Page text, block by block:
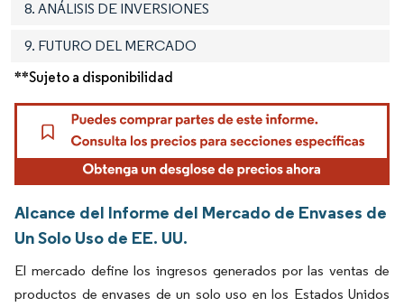
8. ANÁLISIS DE INVERSIONES
9. FUTURO DEL MERCADO
**Sujeto a disponibilidad
Alcance del Informe del Mercado de Envases de
Un Solo Uso de EE. UU.
El mercado define los ingresos generados por las ventas de
productos de envases de un solo uso en los Estados Unidos